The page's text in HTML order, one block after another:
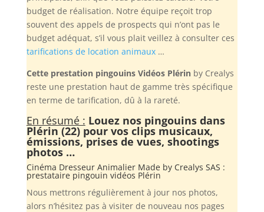
budget de réalisation. Notre équipe reçoit trop
souvent des appels de prospects qui n’ont pas le
budget adéquat, s’il vous plait veillez à consulter ces
tarifications de location animaux…
Cette prestation pingouins Vidéos Plérinby Crealys
reste une prestation haut de gamme très spécifique
en terme de tarification, dû à la rareté.
En résumé : Louez nos pingouins dans
Plérin (22) pour vos clips musicaux,
émissions, prises de vues, shootings
photos …
Cinéma Dresseur Animalier Made by Crealys SAS :
prestataire pingouin vidéos Plérin
Nous mettrons régulièrement à jour nos photos,
alors n’hésitez pas à visiter de nouveau nos pages